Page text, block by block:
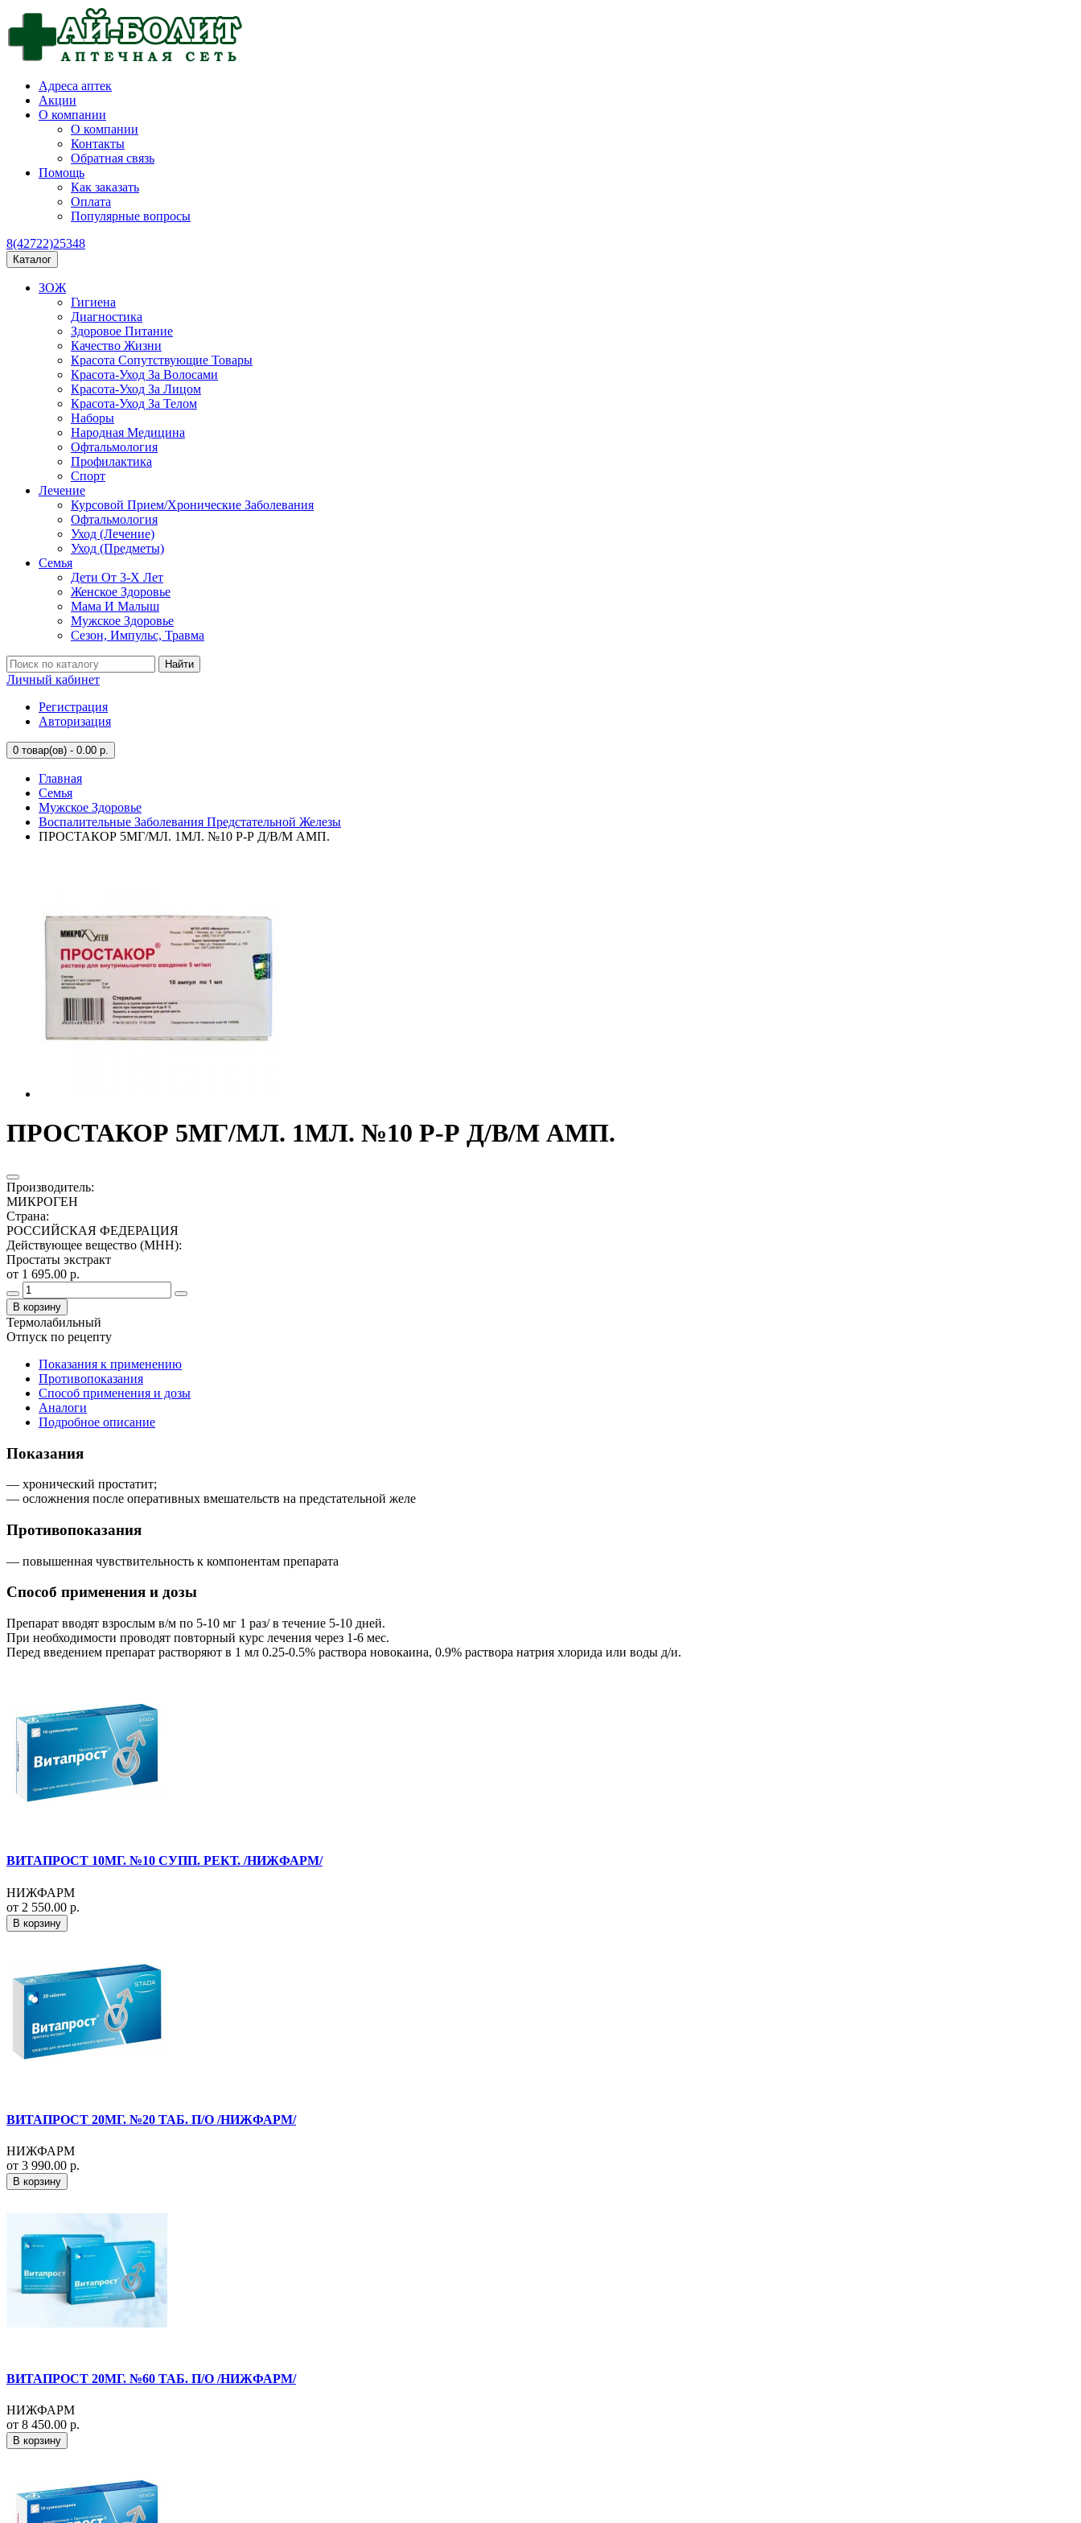
Адреса аптек
Акции
О компании
О компании
Контакты
Обратная связь
Помощь
Как заказать
Оплата
Популярные вопросы
8(42722)25348
Каталог
ЗОЖ
Гигиена
Диагностика
Здоровое Питание
Качество Жизни
Красота Сопутствующие Товары
Красота-Уход За Волосами
Красота-Уход За Лицом
Красота-Уход За Телом
Наборы
Народная Медицина
Офтальмология
Профилактика
Спорт
Лечение
Курсовой Прием/Хронические Заболевания
Офтальмология
Уход (Лечение)
Уход (Предметы)
Семья
Дети От 3-Х Лет
Женское Здоровье
Мама И Малыш
Мужское Здоровье
Сезон, Импульс, Травма
Найти
Личный кабинет
Регистрация
Авторизация
0 товар(ов) - 0.00 р.
Главная
Семья
Мужское Здоровье
Воспалительные Заболевания Предстательной Железы
ПРОСТАКОР 5МГ/МЛ. 1МЛ. №10 Р-Р Д/В/М АМП.
ПРОСТАКОР 5МГ/МЛ. 1МЛ. №10 Р-Р Д/В/М АМП.
Производитель:
МИКРОГЕН
Страна:
РОССИЙСКАЯ ФЕДЕРАЦИЯ
Действующее вещество (МНН):
Простаты экстракт
от 1 695.00 р.
В корзину
Термолабильный
Отпуск по рецепту
Показания к применению
Противопоказания
Способ применения и дозы
Аналоги
Подробное описание
Показания
— хронический простатит;
— осложнения после оперативных вмешательств на предстательной желе
Противопоказания
— повышенная чувствительность к компонентам препарата
Способ применения и дозы
Препарат вводят взрослым в/м по 5-10 мг 1 раз/ в течение 5-10 дней.
При необходимости проводят повторный курс лечения через 1-6 мес.
Перед введением препарат растворяют в 1 мл 0.25-0.5% раствора новокаина, 0.9% раствора натрия хлорида или воды д/и.
ВИТАПРОСТ 10МГ. №10 СУПП. РЕКТ. /НИЖФАРМ/
НИЖФАРМ
от 2 550.00 р.
В корзину
ВИТАПРОСТ 20МГ. №20 ТАБ. П/О /НИЖФАРМ/
НИЖФАРМ
от 3 990.00 р.
В корзину
ВИТАПРОСТ 20МГ. №60 ТАБ. П/О /НИЖФАРМ/
НИЖФАРМ
от 8 450.00 р.
В корзину